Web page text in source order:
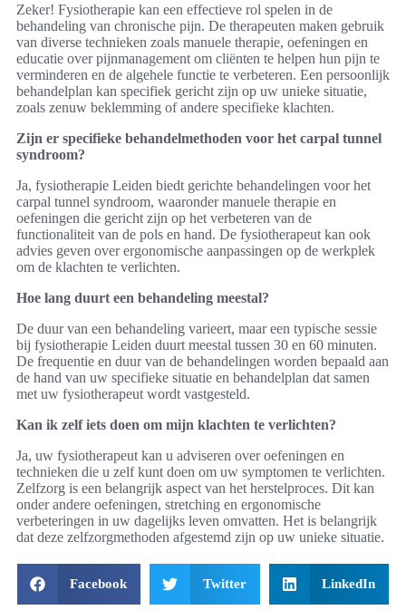
Zeker! Fysiotherapie kan een effectieve rol spelen in de
behandeling van chronische pijn. De therapeuten maken gebruik
van diverse technieken zoals manuele therapie, oefeningen en
educatie over pijnmanagement om cliënten te helpen hun pijn te
verminderen en de algehele functie te verbeteren. Een persoonlijk
behandelplan kan specifiek gericht zijn op uw unieke situatie,
zoals zenuw beklemming of andere specifieke klachten.
Zijn er specifieke behandelmethoden voor het carpal tunnel
syndroom?
Ja, fysiotherapie Leiden biedt gerichte behandelingen voor het
carpal tunnel syndroom, waaronder manuele therapie en
oefeningen die gericht zijn op het verbeteren van de
functionaliteit van de pols en hand. De fysiotherapeut kan ook
advies geven over ergonomische aanpassingen op de werkplek
om de klachten te verlichten.
Hoe lang duurt een behandeling meestal?
De duur van een behandeling varieert, maar een typische sessie
bij fysiotherapie Leiden duurt meestal tussen 30 en 60 minuten.
De frequentie en duur van de behandelingen worden bepaald aan
de hand van uw specifieke situatie en behandelplan dat samen
met uw fysiotherapeut wordt vastgesteld.
Kan ik zelf iets doen om mijn klachten te verlichten?
Ja, uw fysiotherapeut kan u adviseren over oefeningen en
technieken die u zelf kunt doen om uw symptomen te verlichten.
Zelfzorg is een belangrijk aspect van het herstelproces. Dit kan
onder andere oefeningen, stretching en ergonomische
verbeteringen in uw dagelijks leven omvatten. Het is belangrijk
dat deze zelfzorgmethoden afgestemd zijn op uw unieke situatie.
Facebook Twitter LinkedIn